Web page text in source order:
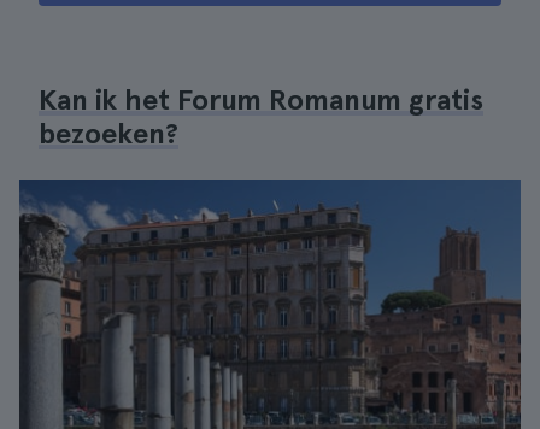
Kan ik het Forum Romanum gratis
bezoeken?